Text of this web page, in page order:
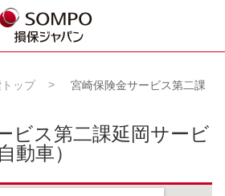
ップ
宮崎保険金サービス第二課
ビス第二課延岡サービ
動車）